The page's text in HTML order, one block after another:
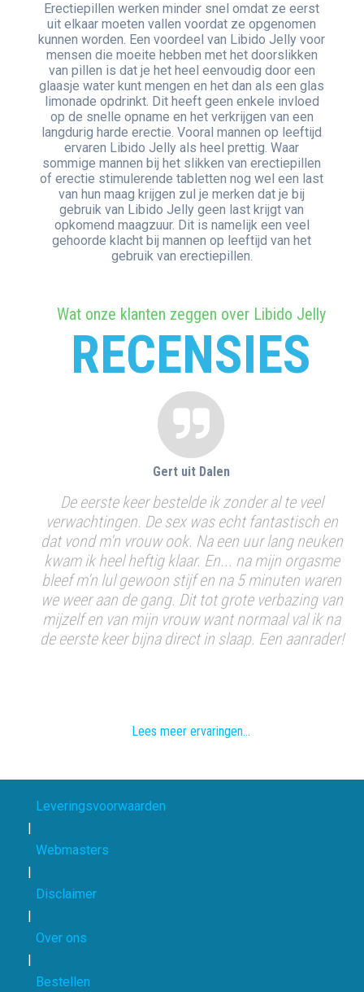
Erectiepillen werken minder snel omdat ze eerst
uit elkaar moeten vallen voordat ze opgenomen
kunnen worden. Een voordeel van Libido Jelly voor
mensen die moeite hebben met het doorslikken
van pillen is dat je het heel eenvoudig door een
glaasje water kunt mengen en het dan als een glas
limonade opdrinkt. Dit heeft geen enkele invloed
op de snelle opname en het verkrijgen van een
langdurig harde erectie. Vooral mannen op leeftijd
ervaren Libido Jelly als heel prettig. Waar
sommige mannen bij het slikken van erectiepillen
of erectie stimulerende tabletten nog wel een last
van hun maag krijgen zul je merken dat je bij
gebruik van Libido Jelly geen last krijgt van
opkomend maagzuur. Dit is namelijk een veel
gehoorde klacht bij mannen op leeftijd van het
gebruik van erectiepillen.
Wat onze klanten zeggen over Libido Jelly
RECENSIES
Gert uit Dalen
De eerste keer bestelde ik zonder al te veel
verwachtingen. De sex was echt fantastisch en
dat vond m'n vrouw ook. Na een uur lang neuken
kwam ik heel heftig klaar. En... na mijn orgasme
bleef m'n lul gewoon stijf en na 5 minuten waren
we weer aan de gang. Dit tot grote verbazing van
mijzelf en van mijn vrouw want normaal val ik na
de eerste keer bijna direct in slaap. Een aanrader!
Lees meer ervaringen...
Leveringsvoorwaarden
|
Webmasters
|
Disclaimer
|
Over ons
|
Bestellen